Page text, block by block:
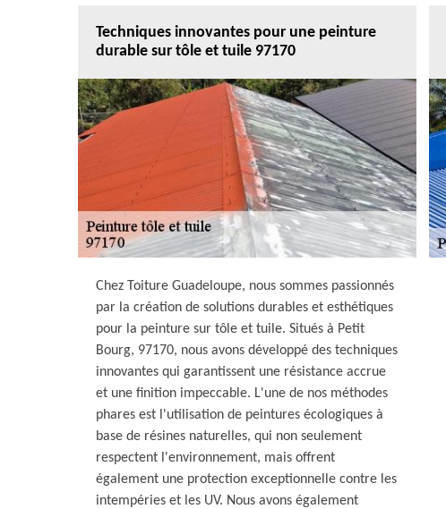
Techniques innovantes pour une peinture
durable sur tôle et tuile 97170
Chez Toiture Guadeloupe, nous sommes passionnés
par la création de solutions durables et esthétiques
pour la peinture sur tôle et tuile. Situés à Petit
Bourg, 97170, nous avons développé des techniques
innovantes qui garantissent une résistance accrue
et une finition impeccable. L'une de nos méthodes
phares est l'utilisation de peintures écologiques à
base de résines naturelles, qui non seulement
respectent l'environnement, mais offrent
également une protection exceptionnelle contre les
intempéries et les UV. Nous avons également